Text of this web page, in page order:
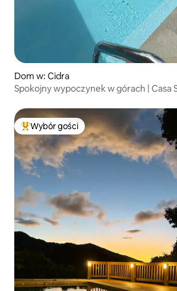
Dom w: Cidra
Spokojny wypoczynek w górach | Casa
Najpopularniejsze z kategorii Wybór gości
Wybór gości